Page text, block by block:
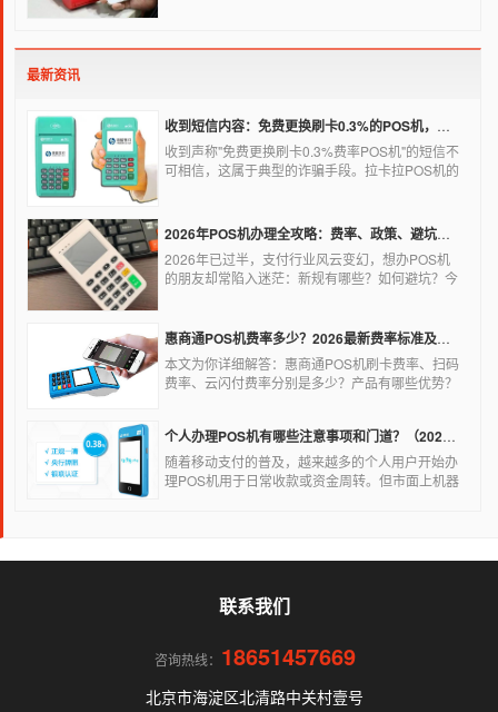
最新资讯
收到短信内容：免费更换刷卡0.3%的POS机，可以相信吗？
收到声称"免费更换刷卡0.3%费率POS机"的短信不
可相信，这属于典型的诈骗手段。拉卡拉POS机的
险。以下结合权威信息分析原因及应对建议： 2026年POS机办理全攻略：费率、政策、避坑一篇讲清
2026年已过半，支付行业风云变幻，想办POS机
的朋友却常陷入迷茫：新规有哪些？如何避坑？今
使用！
惠商通POS机费率多少？2026最新费率标准及办理全攻略
本文为你详细解答：惠商通POS机刷卡费率、扫码
费率、云闪付费率分别是多少？产品有哪些优势？
个人办理POS机有哪些注意事项和门道？（2026最新避坑指南）
随着移动支付的普及，越来越多的个人用户开始办
理POS机用于日常收款或资金周转。但市面上机器
联系我们
咨询热线： 18651457669
北京市海淀区北清路中关村壹号